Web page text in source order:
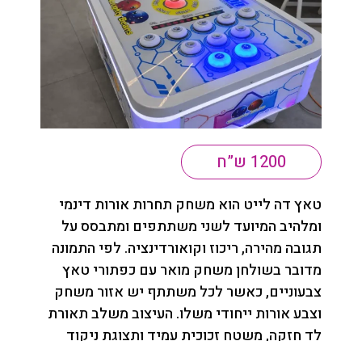
1200 ש”ח
טאץ דה לייט הוא משחק תחרות אורות דינמי
ומלהיב המיועד לשני משתתפים ומתבסס על
תגובה מהירה, ריכוז וקואורדינציה. לפי התמונה
מדובר בשולחן משחק מואר עם כפתורי טאץ
צבעוניים, כאשר לכל משתתף יש אזור משחק
וצבע אורות ייחודי משלו. העיצוב משלב תאורת
לד חזקה, משטח זכוכית עמיד ותצוגת ניקוד